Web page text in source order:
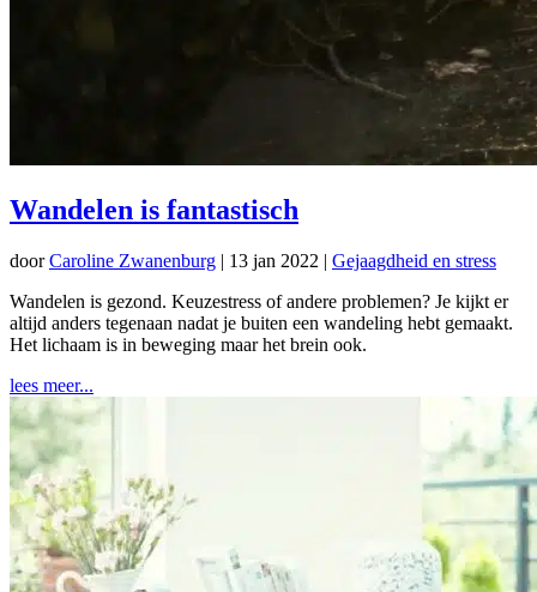
Wandelen is fantastisch
doorCaroline Zwanenburg | 13 jan 2022 | Gejaagdheid en stress
Wandelen is gezond. Keuzestress of andere problemen? Je kijkt er
altijd anders tegenaan nadat je buiten een wandeling hebt gemaakt.
Het lichaam is in beweging maar het brein ook.
lees meer...